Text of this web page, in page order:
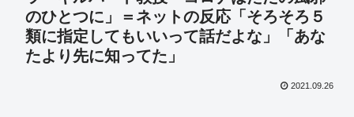
のひとつに」＝ネットの反応「そろそろ５
類に指定してもいいって話だよな」「あな
たより先に知ってた」
2021.09.26